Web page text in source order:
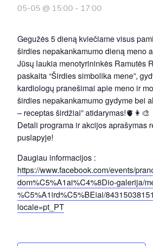
05-05 @ 15:00 - 17:00
Gegužės 5 dieną kviečiame visus
širdies nepakankamumo dieną meno
Jūsų laukia menotyrininkės Ramutės
paskaita “Širdies simbolika mene”,
kardiologų pranešimai apie meno ir
širdies nepakankamumo gydyme bei
– receptas širdžiai” atidarymas!🫀👩‍🎨
Detali programa ir akcijos aprašymas
puslapyje!
Daugiau informacijos :
https://www.facebook.com/events/
dom%C5%A1ai%C4%8Dio-galerija/
%C5%A1ird%C5%BEiai/
locale=pt_PT